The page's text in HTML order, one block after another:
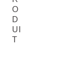
O
D
UI
T